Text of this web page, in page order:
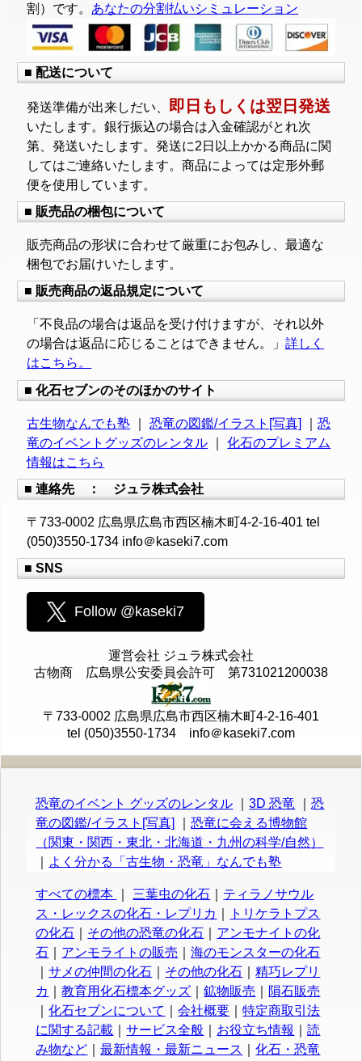
割）です。 あなたの分割払いシミュレーション
■ 配送について
発送準備が出来しだい、 即日もしくは翌日発送
いたします。銀行振込の場合は入金確認がとれ次
第、発送いたします。発送に2日以上かかる商品に関
してはご連絡いたします。商品によっては定形外郵
便を使用しています。
■ 販売品の梱包について
販売商品の形状に合わせて厳重にお包みし、最適な
梱包でお届けいたします。
■ 販売商品の返品規定について
「不良品の場合は返品を受け付けますが、それ以外
の場合は返品に応じることはできません。」詳しく
はこちら。
■ 化石セブンのそのほかのサイト
古生物なんでも塾 ｜恐竜の図鑑/イラスト[写真] ｜恐
竜のイベントグッズのレンタル ｜化石のプレミアム
情報はこちら
■ 連絡先 ： ジュラ株式会社
〒733-0002 広島県広島市西区楠木町4-2-16-401 tel
(050)3550-1734 info＠kaseki7.com
■ SNS
Follow @kaseki7
運営会社 ジュラ株式会社
古物商 広島県公安委員会許可 第731021200038
〒733-0002 広島県広島市西区楠木町4-2-16-401
tel (050)3550-1734 info＠kaseki7.com
恐竜のイベント グッズのレンタル ｜3D 恐竜 ｜恐
竜の図鑑/イラスト[写真]
｜恐竜に会える博物館
（関東・関西・東北・北海道・九州の科学/自然）
よく分かる「古生物・恐竜」なんでも塾
すべての標本 三葉虫の化石
ティラノサウル
ス・レックスの化石・レプリカ
トリケラトプス
の化石
その他の恐竜の化石
アンモナイトの化
石
アンモライトの販売 ｜海のモンスターの化石
｜サメの仲間の化石 その他の化石 ｜精巧レプリ
カ
｜教育用化石標本グッズ ｜鉱物販売
隕石販売
｜化石セブンについて ｜会社概要 ｜特定商取引法
に関する記載 ｜サービス全般 お役立ち情報 ｜読
み物など ｜最新情報・最新ニュース ｜化石・恐竜